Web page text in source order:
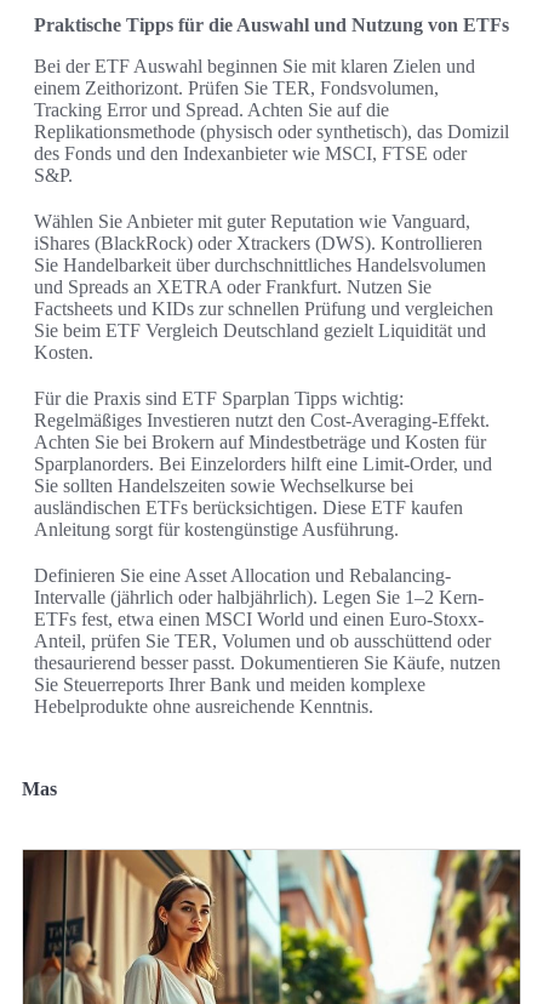
Praktische Tipps für die Auswahl und Nutzung von ETFs
Bei der ETF Auswahl beginnen Sie mit klaren Zielen und
einem Zeithorizont. Prüfen Sie TER, Fondsvolumen,
Tracking Error und Spread. Achten Sie auf die
Replikationsmethode (physisch oder synthetisch), das Domizil
des Fonds und den Indexanbieter wie MSCI, FTSE oder
S&P.
Wählen Sie Anbieter mit guter Reputation wie Vanguard,
iShares (BlackRock) oder Xtrackers (DWS). Kontrollieren
Sie Handelbarkeit über durchschnittliches Handelsvolumen
und Spreads an XETRA oder Frankfurt. Nutzen Sie
Factsheets und KIDs zur schnellen Prüfung und vergleichen
Sie beim ETF Vergleich Deutschland gezielt Liquidität und
Kosten.
Für die Praxis sind ETF Sparplan Tipps wichtig:
Regelmäßiges Investieren nutzt den Cost-Averaging-Effekt.
Achten Sie bei Brokern auf Mindestbeträge und Kosten für
Sparplanorders. Bei Einzelorders hilft eine Limit-Order, und
Sie sollten Handelszeiten sowie Wechselkurse bei
ausländischen ETFs berücksichtigen. Diese ETF kaufen
Anleitung sorgt für kostengünstige Ausführung.
Definieren Sie eine Asset Allocation und Rebalancing-
Intervalle (jährlich oder halbjährlich). Legen Sie 1–2 Kern-
ETFs fest, etwa einen MSCI World und einen Euro-Stoxx-
Anteil, prüfen Sie TER, Volumen und ob ausschüttend oder
thesaurierend besser passt. Dokumentieren Sie Käufe, nutzen
Sie Steuerreports Ihrer Bank und meiden komplexe
Hebelprodukte ohne ausreichende Kenntnis.
Mas